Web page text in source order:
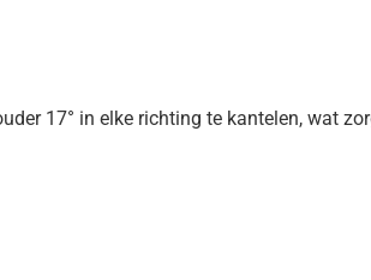
17° in elke richting te kantelen, wat